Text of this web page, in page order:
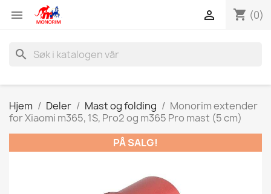
 shopping_cart (0)

search
Hjem Deler Mast og folding
Monorim extender
for Xiaomi m365, 1S, Pro2 og m365 Pro mast (5 cm)
PÅ SALG!